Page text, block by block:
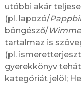
utóbbi akár
(pl. lapozó/
böngésző/
tartalmaz is
(pl.
gyerekkönyv
kategóriát jelöl;